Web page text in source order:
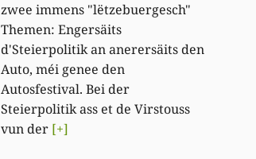
zwee immens "lëtzebuergesch"
Themen: Engersäits
d'Steierpolitik an anerersäits den
Auto, méi genee den
Autosfestival. Bei der
Steierpolitik ass et de Virstouss
vun der [+]